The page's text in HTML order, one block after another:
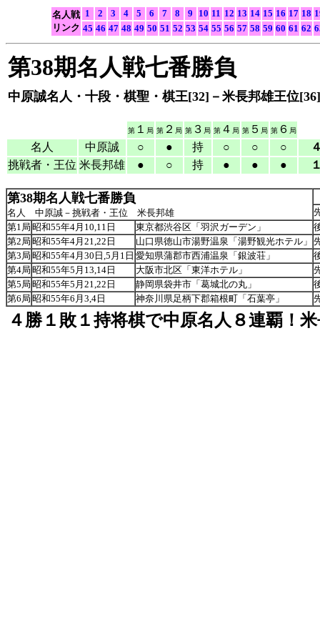
名人戦
リンク
1 2 3 4 5 6 7 8 9 10 11 12 13 14 15 16 17 18
45 46 47 48 49 50 51 52 53 54 55 56 57 58 59 60 61 62
第38期名人戦七番勝負
中原誠名人・十段・棋聖・棋王[32]－米長邦雄王位[36]
第 １ 局 第 ２ 局 第 ３ 局 第 ４ 局 第 ５ 局 第 ６ 局
名人 中原誠 ○ ● 持 ○ ○ ○
挑戦者・王位 米長邦雄 ● ○ 持 ● ● ●
第38期名人戦七番勝負
名人 中原誠－挑戦者・王位 米長邦雄
第1局 昭和55年4月10,11日 東京都渋谷区「羽沢ガーデン」
第2局 昭和55年4月21,22日 山口県徳山市湯野温泉「湯野観光ホテル」
第3局 昭和55年4月30日,5月1日 愛知県蒲郡市西浦温泉「銀波荘」
第4局 昭和55年5月13,14日 大阪市北区「東洋ホテル」
第5局 昭和55年5月21,22日 静岡県袋井市「葛城北の丸」
第6局 昭和55年6月3,4日 神奈川県足柄下郡箱根町「石葉亭」
４勝１敗１持将棋で中原名人８連覇！